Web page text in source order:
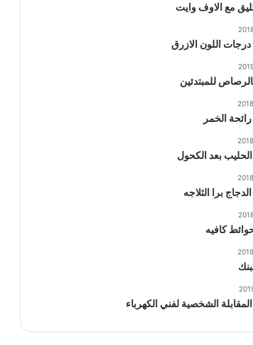
مع الاوف وايت
اللون الازرق
للمبتدئين
الخمر
بعد الكحول
برا الثلاجه
كافيه
الشخصية لفني الكهرباء